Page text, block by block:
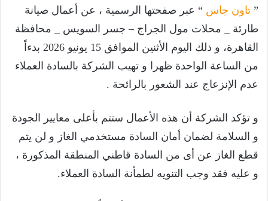
” تاون جاس “ عبر صفحتها الرسمية ، عن أعمال صيانة
طارئة _ محلات مول الجراج – جسر السويس _ محافظة
القاهرة، و ذلك اليوم الأثنين الموافق 15 يونيو 2026 بدءاً
من الساعة الواحدة ظهرا و تهيب الشركة بالسادة العملاء
عدم الإنزعاج عند الشعور بالرائحة .
و تؤكد الشركة أن هذه الأعمال ستتم بأعلى معايير الجودة
و السلامة لضمان أمان السادة مستخدمي الغاز و لن يتم
قطع الغاز عن أى من السادة قاطني المنطقة المذكورة ،
و عليه فقد وجب التنويه لطمأنة السادة العملاء.